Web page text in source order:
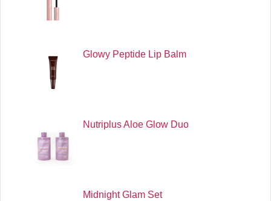
Glowy Peptide Lip Balm
Nutriplus Aloe Glow Duo
Midnight Glam Set